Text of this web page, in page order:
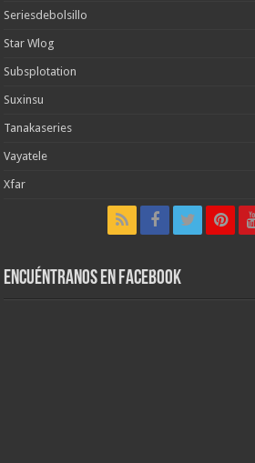
Seriesdebolsillo
Star Wlog
Subsplotation
Suxinsu
Tanakaseries
Vayatele
Xfar
Encuéntranos en Facebook